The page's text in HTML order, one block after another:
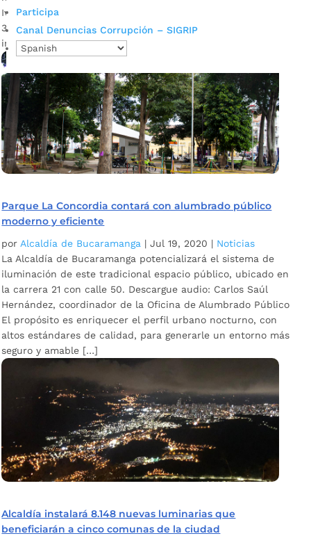
Participa
Canal Denuncias Corrupción – SIGRIP
Iván Vargas, secretario de Infraestructura Se espera que en
30 días se concluyan las labores. Es de anotar que tienen la
incorporación de desarrollos tecnológicos que […]
Parque La Concordia contará con alumbrado público
moderno y eficiente
porAlcaldía de Bucaramanga |Jul 19, 2020 | Noticias
La Alcaldía de Bucaramanga potencializará el sistema de
iluminación de este tradicional espacio público, ubicado en
la carrera 21 con calle 50. Descargue audio: Carlos Saúl
Hernández, coordinador de la Oficina de Alumbrado Público
El propósito es enriquecer el perfil urbano nocturno, con
altos estándares de calidad, para generarle un entorno más
seguro y amable […]
Alcaldía instalará 8.148 nuevas luminarias que
beneficiarán a cinco comunas de la ciudad